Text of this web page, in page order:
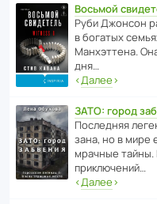
Восьмой
Руби Джонсон
в богатых
Манх­эт­тена.
дня…
‹Далее›
ЗАТО: город
После­дняя
зана, но в мире
мрачные тайны.
приключений…
‹Далее›